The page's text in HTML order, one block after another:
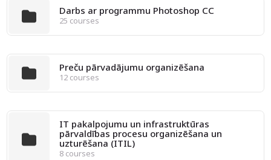
Darbs ar programmu Photoshop CC
25 courses
Preču pārvadājumu organizēšana
12 courses
IT pakalpojumu un infrastruktūras
pārvaldības procesu organizēšana un
uzturēšana (ITIL)
8 courses